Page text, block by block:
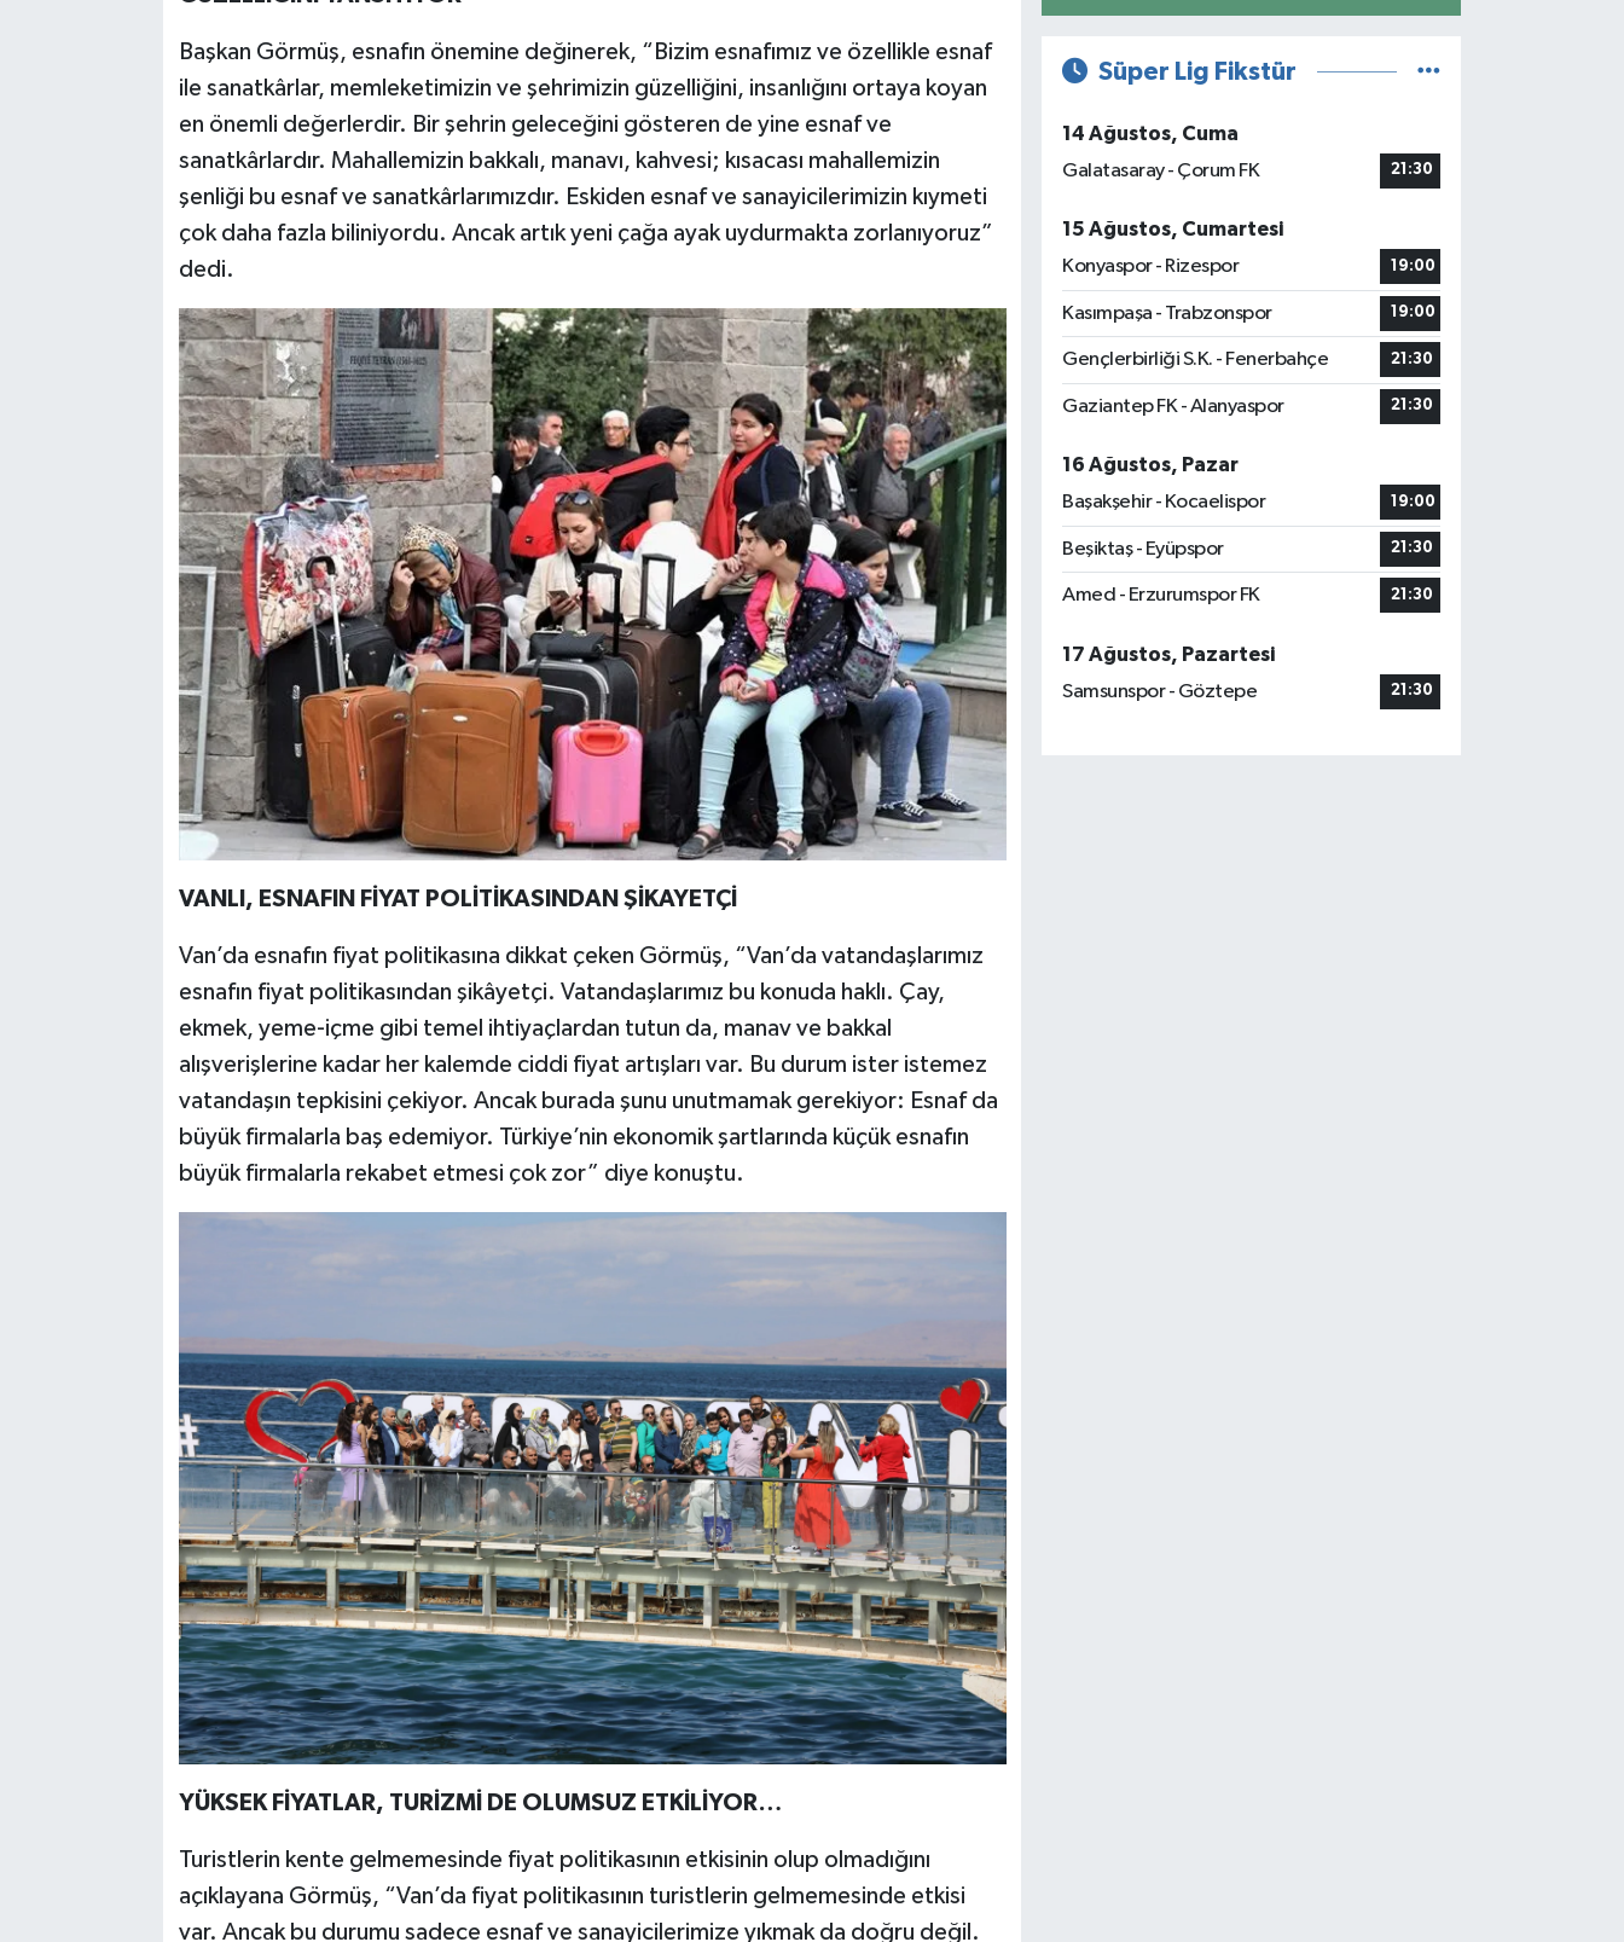
Başkan Görmüş, esnafın önemine değinerek, “Bizim esnafımız ve özellikle esnaf
ile sanatkârlar, memleketimizin ve şehrimizin güzelliğini, insanlığını ortaya koyan
en önemli değerlerdir. Bir şehrin geleceğini gösteren de yine esnaf ve
sanatkârlardır. Mahallemizin bakkalı, manavı, kahvesi; kısacası mahallemizin
şenliği bu esnaf ve sanatkârlarımızdır. Eskiden esnaf ve sanayicilerimizin kıymeti
çok daha fazla biliniyordu. Ancak artık yeni çağa ayak uydurmakta zorlanıyoruz”
dedi.
VANLI, ESNAFIN FİYAT POLİTİKASINDAN ŞİKAYETÇİ
Van’da esnafın fiyat politikasına dikkat çeken Görmüş, “Van’da vatandaşlarımız
esnafın fiyat politikasından şikâyetçi. Vatandaşlarımız bu konuda haklı. Çay,
ekmek, yeme-içme gibi temel ihtiyaçlardan tutun da, manav ve bakkal
alışverişlerine kadar her kalemde ciddi fiyat artışları var. Bu durum ister istemez
vatandaşın tepkisini çekiyor. Ancak burada şunu unutmamak gerekiyor: Esnaf da
büyük firmalarla baş edemiyor. Türkiye’nin ekonomik şartlarında küçük esnafın
büyük firmalarla rekabet etmesi çok zor” diye konuştu.
YÜKSEK FİYATLAR, TURİZMİ DE OLUMSUZ ETKİLİYOR…
Turistlerin kente gelmemesinde fiyat politikasının etkisinin olup olmadığını
açıklayana Görmüş, “Van’da fiyat politikasının turistlerin gelmemesinde etkisi
var. Ancak bu durumu sadece esnaf ve sanayicilerimize yıkmak da doğru değil.
Süper Lig Fikstür
14 Ağustos, Cuma
Galatasaray - Çorum FK
21:30
15 Ağustos, Cumartesi
Konyaspor - Rizespor
19:00
Kasımpaşa - Trabzonspor 19:00
Gençlerbirliği S.K. - Fenerbahçe 21:30
Gaziantep FK - Alanyaspor 21:30
16 Ağustos, Pazar
Başakşehir - Kocaelispor
19:00
Beşiktaş - Eyüpspor 21:30
Amed - Erzurumspor FK 21:30
17 Ağustos, Pazartesi
Samsunspor - Göztepe
21:30